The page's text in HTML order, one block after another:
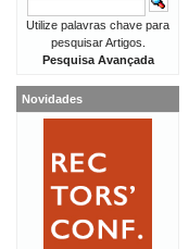
Utilize palavras chave para
pesquisar Artigos.
Pesquisa Avançada
Novidades